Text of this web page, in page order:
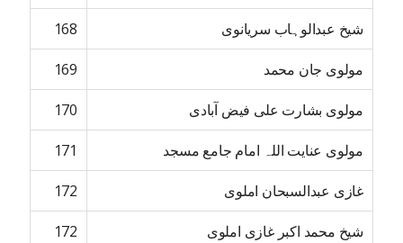
شیخ عبدالوہاب سریانوی 168
مولوی جان محمد 169
مولوی بشارت علی فیض آبادی 170
مولوی عنایت اللہ امام جامع مسجد 171
غازی عبدالسبحان املوی 172
شیخ محمد اکبر غازی املوی 172